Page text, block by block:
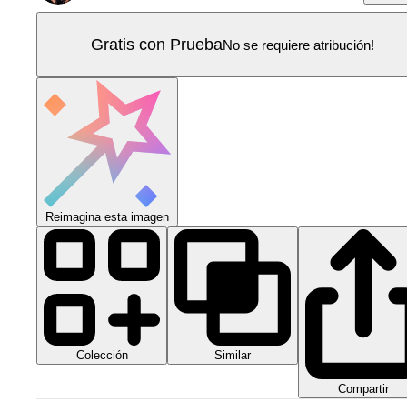
Gratis con PruebaNo se requiere atribución!
Reimagina esta imagen
Colección Similar
Compartir